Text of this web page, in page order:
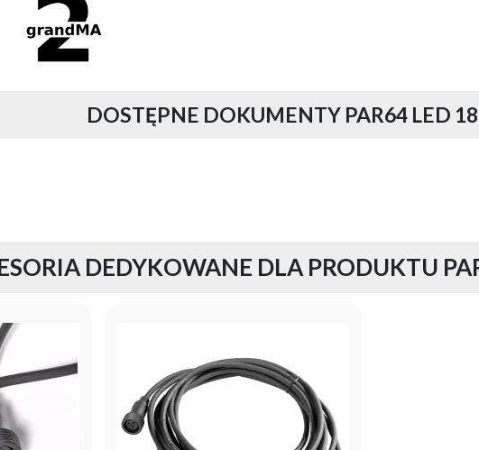
DOSTĘPNE DOKUMENTY PAR64 LED
DEDYKOWANE DLA PRODUKTU